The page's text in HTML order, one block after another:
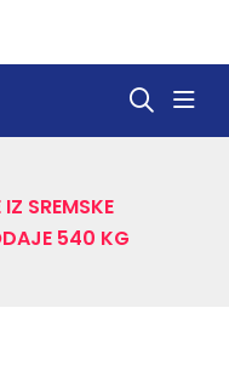
SREMSKE
540 KG